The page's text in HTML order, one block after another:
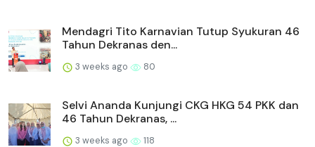
Mendagri Tito Karnavian Tutup Syukuran 46
Tahun Dekranas den...
3 weeks ago 80
Selvi Ananda Kunjungi CKG HKG 54 PKK dan
46 Tahun Dekranas, ...
3 weeks ago 118